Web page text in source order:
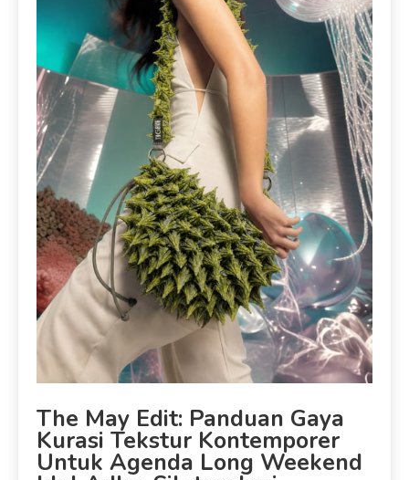
The May Edit: Panduan Gaya
Kurasi Tekstur Kontemporer
Untuk Agenda Long Weekend